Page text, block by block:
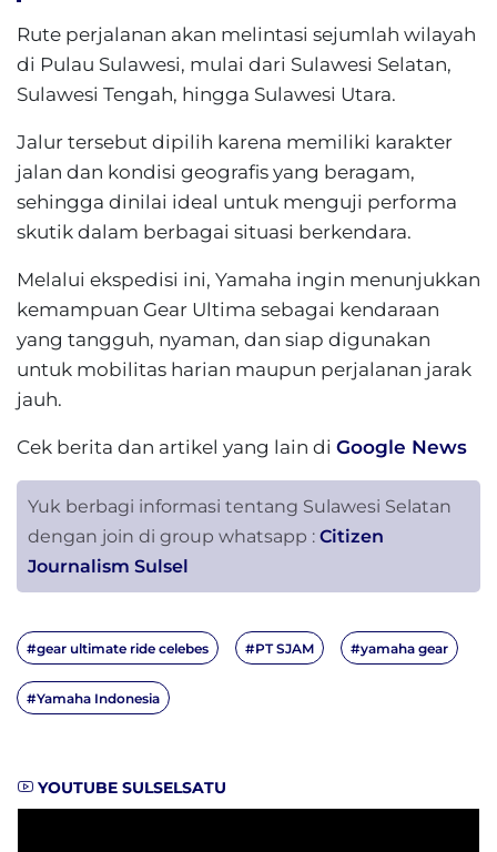
Rute perjalanan akan melintasi sejumlah wilayah
di Pulau Sulawesi, mulai dari Sulawesi Selatan,
Sulawesi Tengah, hingga Sulawesi Utara.
Jalur tersebut dipilih karena memiliki karakter
jalan dan kondisi geografis yang beragam,
sehingga dinilai ideal untuk menguji performa
skutik dalam berbagai situasi berkendara.
Melalui ekspedisi ini, Yamaha ingin menunjukkan
kemampuan Gear Ultima sebagai kendaraan
yang tangguh, nyaman, dan siap digunakan
untuk mobilitas harian maupun perjalanan jarak
jauh.
Cek berita dan artikel yang lain di Google News
Yuk berbagi informasi tentang Sulawesi Selatan
dengan join di group whatsapp : Citizen
Journalism Sulsel
#gear ultimate ride celebes #PT SJAM #yamaha gear
#Yamaha Indonesia
YOUTUBE SULSELSATU